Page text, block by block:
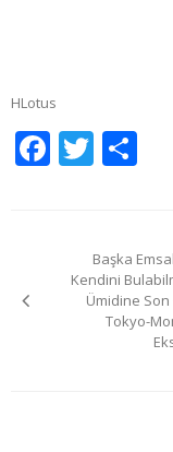
HLotus
Başka
Kendini
Ümidine Son
Tokyo-